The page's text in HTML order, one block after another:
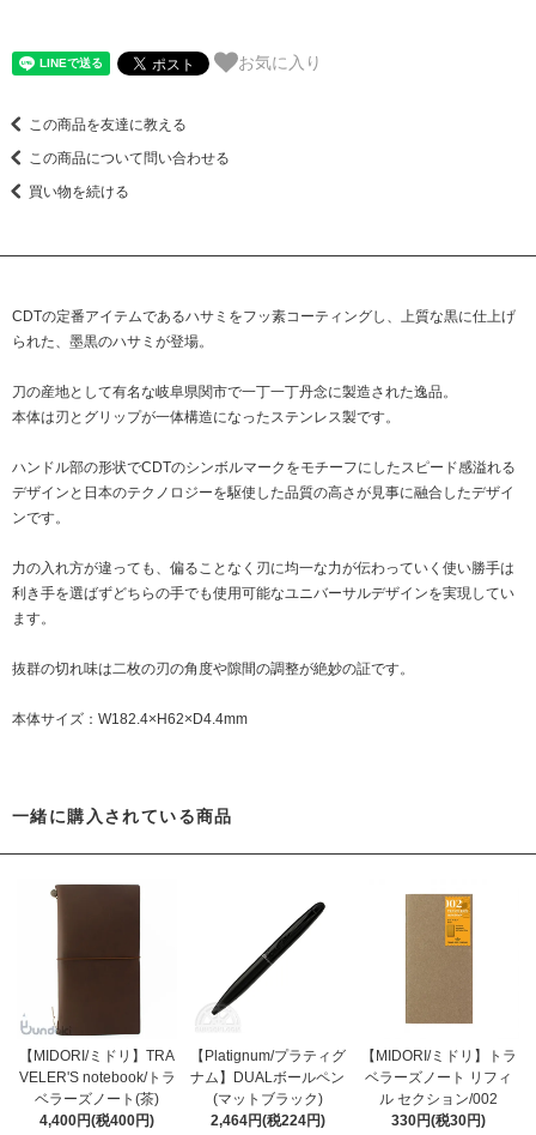
お気に入り
この商品を友達に教える
この商品について問い合わせる
買い物を続ける
CDTの定番アイテムであるハサミをフッ素コーティングし、上質な黒に仕上げ
られた、墨黒のハサミが登場。
刀の産地として有名な岐阜県関市で一丁一丁丹念に製造された逸品。
本体は刃とグリップが一体構造になったステンレス製です。
ハンドル部の形状でCDTのシンボルマークをモチーフにしたスピード感溢れる
デザインと日本のテクノロジーを駆使した品質の高さが見事に融合したデザイ
ンです。
力の入れ方が違っても、偏ることなく刃に均一な力が伝わっていく使い勝手は
利き手を選ばずどちらの手でも使用可能なユニバーサルデザインを実現してい
ます。
抜群の切れ味は二枚の刃の角度や隙間の調整が絶妙の証です。
本体サイズ：W182.4×H62×D4.4mm
一緒に購入されている商品
【MIDORI/ミドリ】TRA
VELER'S notebook/トラ
ベラーズノート(茶)
4,400円(税400円)
【Platignum/プラティグ
ナム】DUALボールペン
(マットブラック)
2,464円(税224円)
【MIDORI/ミドリ】トラ
ベラーズノート リフィ
ル セクション/002
330円(税30円)